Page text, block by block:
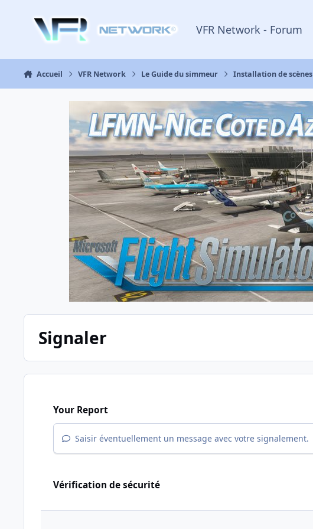
VFR Network - Forum
Accueil VFR Network Le Guide du simmeur Installation de scènes
Signaler
Your Report
Saisir éventuellement un message avec votre signalement.
Vérification de sécurité